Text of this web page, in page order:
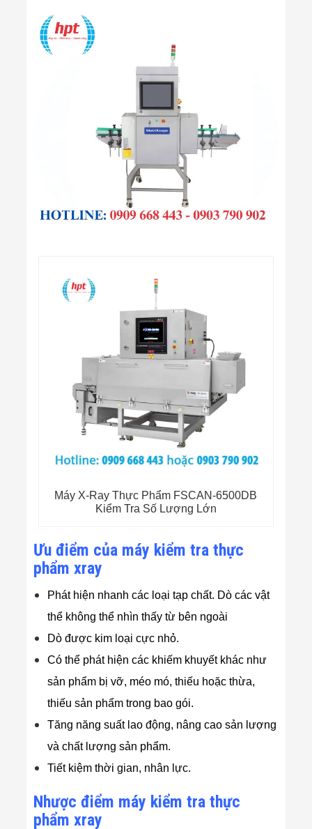
Máy X-Ray Thực Phẩm FSCAN-6500DB
Kiểm Tra Số Lượng Lớn
Ưu điểm của máy kiểm tra thực
phẩm xray
Phát hiện nhanh các loại tạp chất. Dò các vật
thể không thể nhìn thấy từ bên ngoài
Dò được kim loại cực nhỏ.
Có thể phát hiện các khiếm khuyết khác như
sản phẩm bị vỡ, méo mó, thiếu hoặc thừa,
thiếu sản phẩm trong bao gói.
Tăng năng suất lao động, nâng cao sản lượng
và chất lượng sản phẩm.
Tiết kiệm thời gian, nhân lực.
Nhược điểm máy kiểm tra thực
phẩm xray